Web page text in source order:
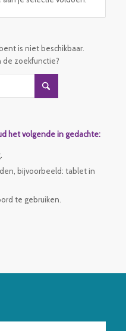
is niet beschikbaar.
de zoekfunctie?
het volgende in gedachte:
bijvoorbeeld: tablet in
te gebruiken.